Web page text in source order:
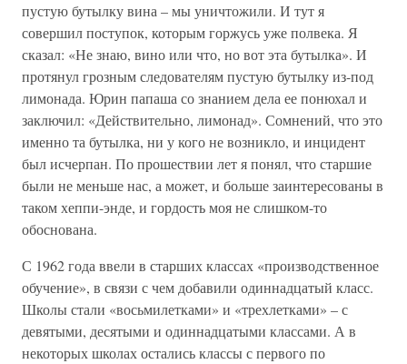
пустую бутылку вина – мы уничтожили. И тут я
совершил поступок, которым горжусь уже полвека. Я
сказал: «Не знаю, вино или что, но вот эта бутылка». И
протянул грозным следователям пустую бутылку из-под
лимонада. Юрин папаша со знанием дела ее понюхал и
заключил: «Действительно, лимонад». Сомнений, что это
именно та бутылка, ни у кого не возникло, и инцидент
был исчерпан. По прошествии лет я понял, что старшие
были не меньше нас, а может, и больше заинтересованы в
таком хеппи-энде, и гордость моя не слишком-то
обоснована.
С 1962 года ввели в старших классах «производственное
обучение», в связи с чем добавили одиннадцатый класс.
Школы стали «восьмилетками» и «трехлетками» – с
девятыми, десятыми и одиннадцатыми классами. А в
некоторых школах остались классы с первого по